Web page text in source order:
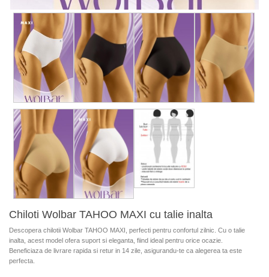
Chiloti Wolbar TAHOO MAXI cu talie inalta
Descopera chilotii Wolbar TAHOO MAXI, perfecti pentru confortul zilnic. Cu o talie
inalta, acest model ofera suport si eleganta, fiind ideal pentru orice ocazie.
Beneficiaza de livrare rapida si retur in 14 zile, asigurandu-te ca alegerea ta este
perfecta.